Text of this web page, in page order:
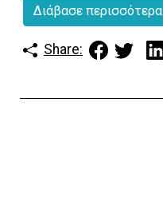
Διάβασε περισσότερα
Share: